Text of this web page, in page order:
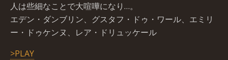
人は些細なことで大喧嘩になり…。
エデン・ダンブリン、グスタフ・ドゥ・ワール、エミリ
ー・ドゥケンヌ、レア・ドリュッケール
>PLAY